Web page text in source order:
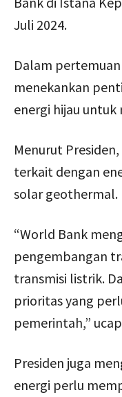
Juli 2024.
Dalam
menekankan
energi hijau untuk
Menurut
terkait dengan
solar geothermal.
“World Bank
pengembangan
transmisi listrik.
prioritas yang
pemerintah,”
Presiden juga
energi perlu